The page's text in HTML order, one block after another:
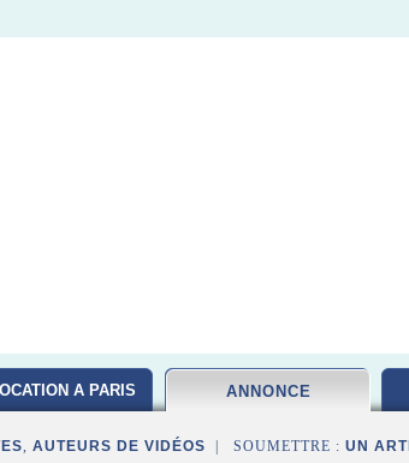
A PARIS ANNONCE
, AUTEURS DE VIDÉOS | SOUMETTRE : UN